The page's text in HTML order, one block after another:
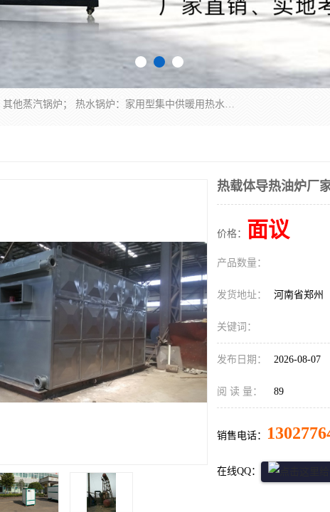
蒸汽锅炉：水管锅炉、火管锅炉、混合式锅炉、其他蒸汽锅炉； 热水锅炉：家用型集中供暖用热水锅炉、其他热水锅炉； 有机热载体锅炉； 船用蒸汽锅炉； （锅炉用辅助设备及装置）蒸汽冷凝器：表面冷凝器、混合式冷凝器、空冷式冷凝器、其他蒸汽冷凝器； 锅炉用辅助设备：节热器、蒸汽收集器、蓄能器、烟垢清除器、气体回收器、泥渣刮除器、空气预热器、其他锅炉用辅助设备；
热载体导热油炉厂
价格： 面议
产品数量：
发货地址： 河南省郑州
关键词：
发布日期： 2026-08-07
阅 读 量： 89
销售电话：
在线QQ：